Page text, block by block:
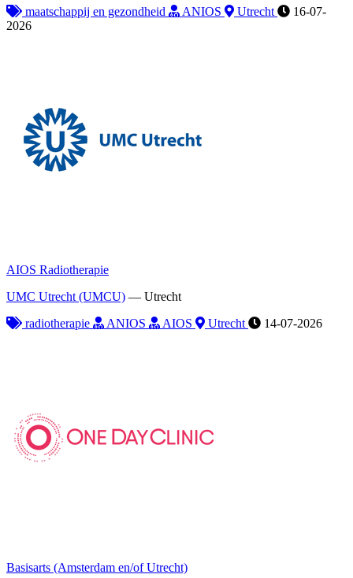
maatschappij en gezondheid
ANIOS Utrecht
16-07-
2026
AIOS Radiotherapie
UMC Utrecht (UMCU) — Utrecht
radiotherapie
ANIOS AIOS Utrecht 14-07-2026
Basisarts (Amsterdam en/of Utrecht)